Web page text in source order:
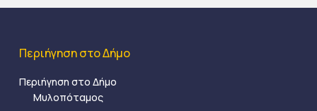
Περιήγηση στο Δήμο
Περιήγηση στο Δήμο
Μυλοπόταμος